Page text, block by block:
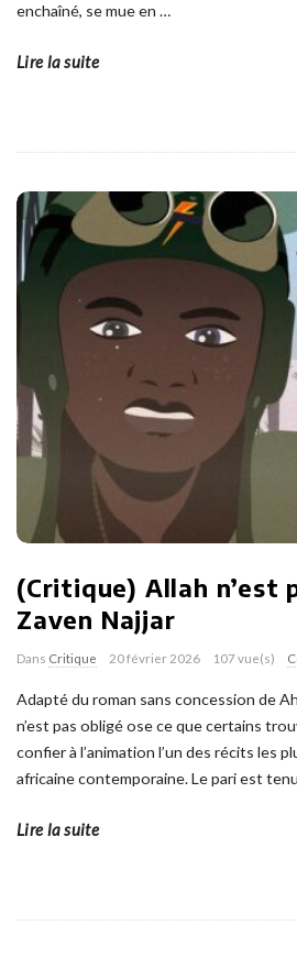
enchaîné, se mue en …
Lire la suite
(Critique) Allah n’est
Zaven Najjar
Dans Critique 20 février 2026 107 vue(s)
Adapté du roman sans concession de
n’est pas obligé ose ce que certains
confier à l’animation l’un des récits les
africaine contemporaine. Le pari est
Lire la suite